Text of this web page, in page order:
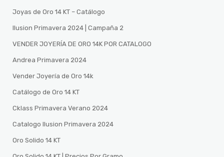
Joyas de Oro 14 KT – Catálogo
Ilusion Primavera 2024 | Campaña 2
VENDER JOYERÍA DE ORO 14K POR CATALOGO
Andrea Primavera 2024
Vender Joyería de Oro 14k
Catálogo de Oro 14 KT
Cklass Primavera Verano 2024
Catalogo Ilusion Primavera 2024
Oro Solido 14 KT